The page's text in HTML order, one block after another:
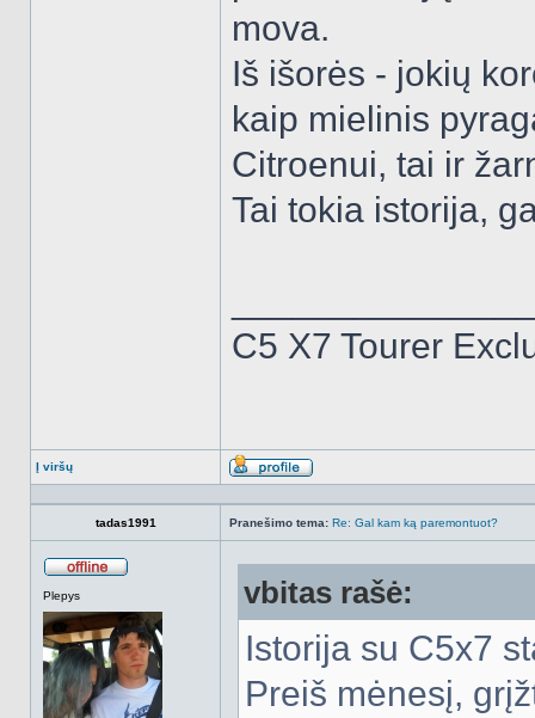
mova.
Iš išorės - jokių
kaip mielinis
Citroenui, tai ir
Tai tokia istorija,
C5 X7 Tourer
Į viršų
Aprašymas
tadas1991 Pranešimo tema: Re: Gal kam ką paremontuot?
Plepys
vbitas rašė:
Istorija su C5x7
Preiš mėnesį,